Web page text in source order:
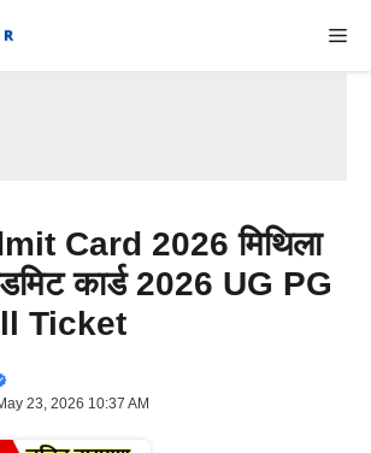
Card 2026 मिथिला
कार्ड 2026 UG PG
Ticket
23, 2026 10:37 AM